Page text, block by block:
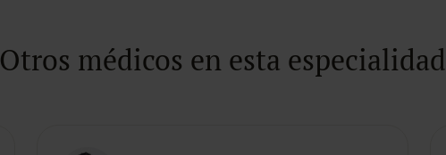
Otros médicos en esta especialidad